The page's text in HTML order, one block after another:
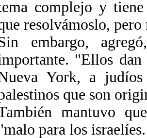
complejo y
resolvámoslo,
embargo,
"Ellos
York, a
que son
mantuvo
para los